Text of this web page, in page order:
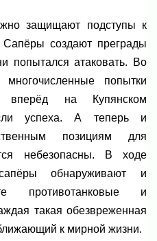
защищают подступы к
Сапёры создают преграды
попытался атаковать. Во
попытки
вперёд на Купянском
успеха. А теперь и
позициям для
небезопасны. В ходе
обнаруживают и
противотанковые и
такая обезвреженная
к мирной жизни.